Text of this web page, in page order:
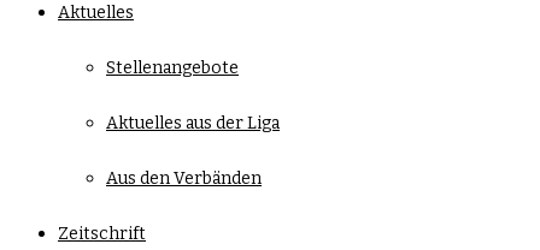
Aktuelles
Stellenangebote
Aktuelles aus der Liga
Aus den Verbänden
Zeitschrift